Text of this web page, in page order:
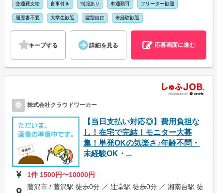
交通費支給 食事付き 制服あり 車通勤可 フリーター歓迎
履歴書不要 大学生歓迎 髪型自由 未経験歓迎
キープする 詳細を見る 応募画面に進む
委 株式会社クラウドワーカー
【当日支払い対応◎】費用負担な
し！在宅で完結！モニター大募
集！単発OKの気楽さ♪年齢不問・
未経験OK・...
1件 1500円〜10000円
藤沢市 / 藤沢駅 徒歩0分 ／ 辻堂駅 徒歩0分 ／ 湘南台駅 徒